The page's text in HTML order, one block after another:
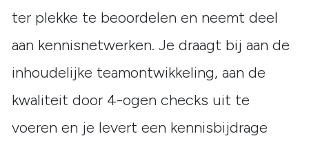
ter plekke te beoordelen en neemt deel
aan kennisnetwerken. Je draagt bij aan de
inhoudelijke teamontwikkeling, aan de
kwaliteit door 4-ogen checks uit te
voeren en je levert een kennisbijdrage